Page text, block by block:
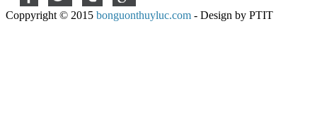
Coppyright © 2015 bonguonthuyluc.com - Design by PTIT